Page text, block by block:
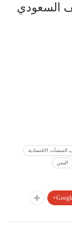
السعودي
المنشآت الاقتصادية
اليمن